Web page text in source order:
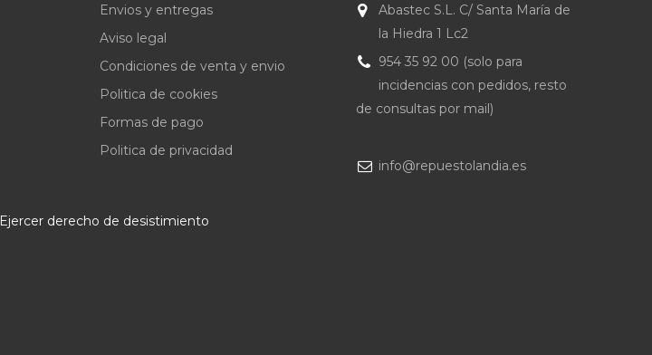
Envios y entregas
Aviso legal
Condiciones de venta y envio
Politica de cookies
Formas de pago
Politica de privacidad
Abastec S.L. C/ Santa María de
la Hiedra 1 Lc2
954 35 92 00 (solo para
incidencias con pedidos, resto
de consultas por mail)
info@repuestolandia.es
Ejercer derecho de desistimiento